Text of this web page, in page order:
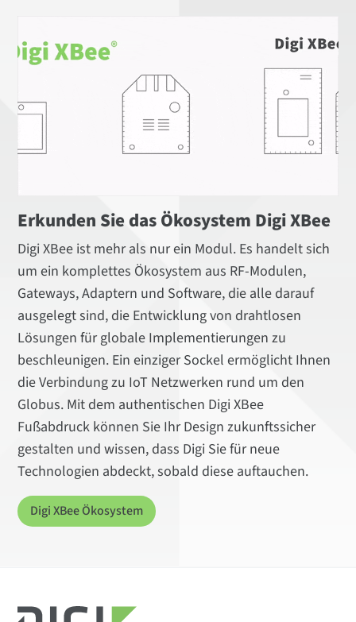
Erkunden Sie das Ökosystem Digi XBee
Digi XBee ist mehr als nur ein Modul. Es handelt sich
um ein komplettes Ökosystem aus RF-Modulen,
Gateways, Adaptern und Software, die alle darauf
ausgelegt sind, die Entwicklung von drahtlosen
Lösungen für globale Implementierungen zu
beschleunigen. Ein einziger Sockel ermöglicht Ihnen
die Verbindung zu IoT Netzwerken rund um den
Globus. Mit dem authentischen Digi XBee
Fußabdruck können Sie Ihr Design zukunftssicher
gestalten und wissen, dass Digi Sie für neue
Technologien abdeckt, sobald diese auftauchen.
Digi XBee Ökosystem